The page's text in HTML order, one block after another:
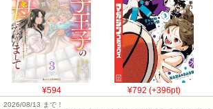
¥594 ¥792 (+396pt)
2026/08/13 まで！